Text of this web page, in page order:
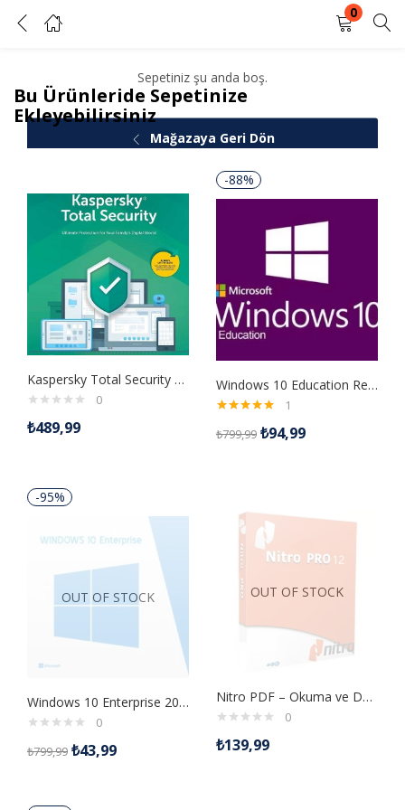
0
KAYIT OL
Kullanıcı adınızı ve şifrenizi girin.
Beni Hatırla
Sepetiniz şu anda boş.
Mağazaya Geri Dön
Bu Ürünleride Sepetinize
Ekleyebilirsiniz
Kaspersky Total Security 2020 1 Kullanıcı 1 Yıl
0
₺489,99
-88%
Windows 10 Education Retail Dijital Lisans Anahtarı
5.00oy aldı
1
₺799,99 ₺94,99
-95%
OUT OF STOCK
Windows 10 Enterprise 2016 LTSB Retail Dijital Lisans Anahtarı
0
₺799,99 ₺43,99
OUT OF STOCK
Nitro PDF – Okuma ve Düzenleme Dijital Lisans Anahtarı
0
₺139,99